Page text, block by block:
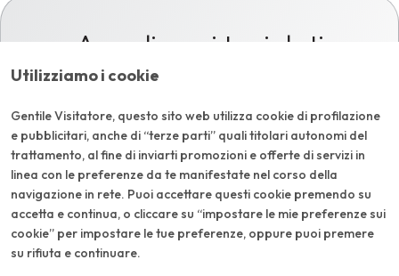
Accedi con i tuoi dati
Accedi all'area riservata di VO Vintage inserendo Username
E-mail*
Password
Accedi
Password dimenticata?
Utilizziamo i cookie
Gentile Visitatore, questo sito web utilizza cookie di profilazione
e pubblicitari, anche di “terze parti” quali titolari autonomi del
trattamento, al fine di inviarti promozioni e offerte di servizi in
linea con le preferenze da te manifestate nel corso della
navigazione in rete. Puoi accettare questi cookie premendo su
accetta e continua, o cliccare su “impostare le mie preferenze sui
cookie” per impostare le tue preferenze, oppure puoi premere
su rifiuta e continuare.